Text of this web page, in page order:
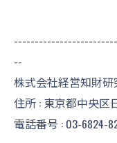
--
株式会社経営知財
住所 : 東京都中央区
電話番号 : 03-6824-